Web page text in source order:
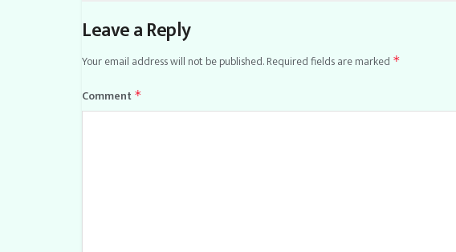
Leave a Reply
Your email address will not be published.Required fields are marked *
Comment *